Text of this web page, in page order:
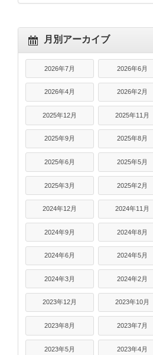
月別アーカイブ
2026年7月 2026年6月
2026年4月 2026年2月
2025年12月 2025年11月
2025年9月 2025年8月
2025年6月 2025年5月
2025年3月 2025年2月
2024年12月 2024年11月
2024年9月 2024年8月
2024年6月 2024年5月
2024年3月 2024年2月
2023年12月 2023年10月
2023年8月 2023年7月
2023年5月 2023年4月